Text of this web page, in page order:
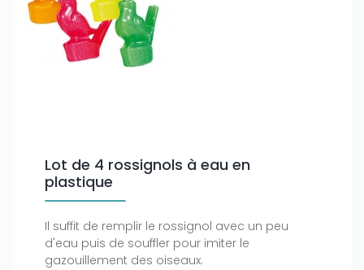
Lot de 4 rossignols à eau en
plastique
Il suffit de remplir le rossignol avec un peu
d'eau puis de souffler pour imiter le
gazouillement des oiseaux.